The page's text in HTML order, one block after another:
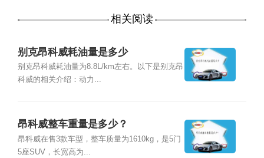
相关阅读
别克昂科威耗油量是多少
别克昂科威耗油量为8.8L/km左右。以下是别克昂
科威的相关介绍：动力...
昂科威整车重量是多少？
昂科威在售3款车型，整车质量为1610kg，是5门
5座SUV，长宽高为...